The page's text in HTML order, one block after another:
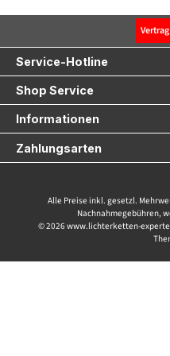
Service-Hotline
Shop Service
Informationen
Zahlungsarten
Alle Preise inkl. gesetzl.
Nachnahmegebühren,
© 2026 www.lichterketten-